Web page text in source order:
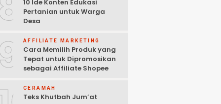
10 Ide Konten Edukasi
Pertanian untuk Warga
Desa
AFFILIATE MARKETING
Cara Memilih Produk yang
Tepat untuk Dipromosikan
sebagai Affiliate Shopee
CERAMAH
Teks Khutbah Jum’at